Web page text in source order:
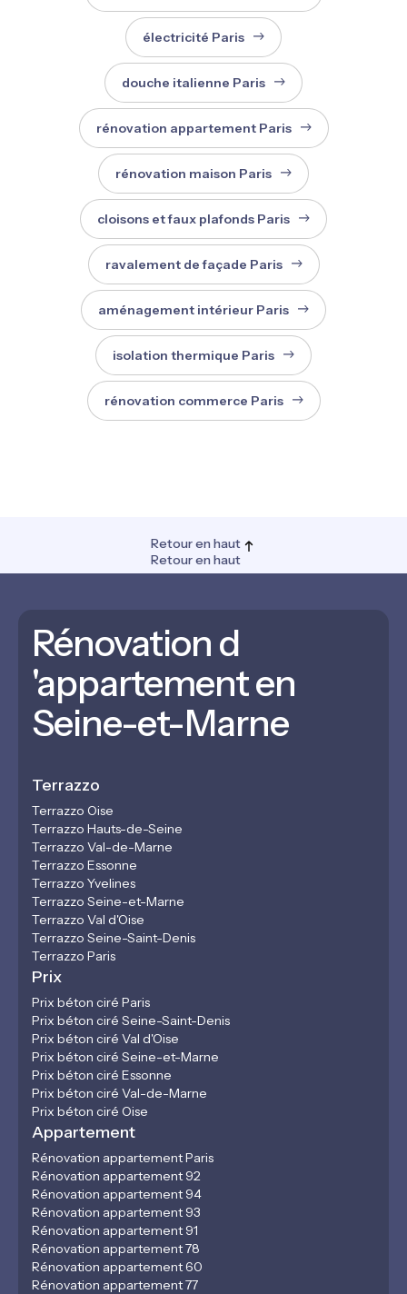
électricité Paris
douche italienne Paris
rénovation appartement Paris
rénovation maison Paris
cloisons et faux plafonds Paris
ravalement de façade Paris
aménagement intérieur Paris
isolation thermique Paris
rénovation commerce Paris
Retour en haut
Retour en haut
Rénovation d
'appartement en
Seine-et-Marne
Terrazzo
Terrazzo Oise
Terrazzo Hauts-de-Seine
Terrazzo Val-de-Marne
Terrazzo Essonne
Terrazzo Yvelines
Terrazzo Seine-et-Marne
Terrazzo Val d'Oise
Terrazzo Seine-Saint-Denis
Terrazzo Paris
Prix
Prix béton ciré Paris
Prix béton ciré Seine-Saint-Denis
Prix béton ciré Val d'Oise
Prix béton ciré Seine-et-Marne
Prix béton ciré Essonne
Prix béton ciré Val-de-Marne
Prix béton ciré Oise
Appartement
Rénovation appartement Paris
Rénovation appartement 92
Rénovation appartement 94
Rénovation appartement 93
Rénovation appartement 91
Rénovation appartement 78
Rénovation appartement 60
Rénovation appartement 77